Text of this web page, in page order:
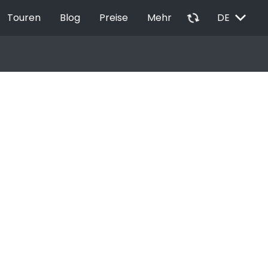
Touren Blog Preise Mehr autorenew DE EXPAND_MORE